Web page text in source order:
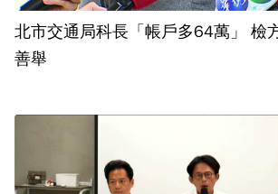
北市交通局科長「帳戶多64萬」 檢
善舉